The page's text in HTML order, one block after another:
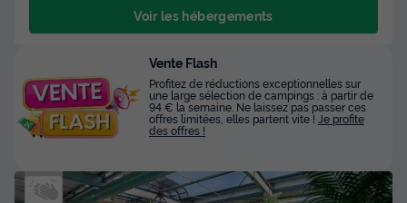
Voir les hébergements
Vente Flash
Profitez de réductions exceptionnelles sur
une large sélection de campings : à partir de
94 € la semaine. Ne laissez pas passer ces
offres limitées, elles partent vite ! Je profite
des offres !